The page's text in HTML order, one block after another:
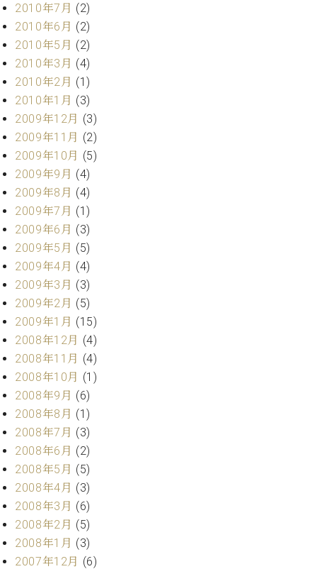
調
律
料
金
表
お
い
合
わ
せ
尾山調律師のブ
ログ Die
Musikgasse（音
楽の小道）
2010年7月 (2)
2010年6月 (2)
2010年5月 (2)
2010年3月 (4)
2010年2月 (1)
2010年1月 (3)
2009年12月 (3)
2009年11月 (2)
2009年10月 (5)
2009年9月 (4)
2009年8月 (4)
2009年7月 (1)
2009年6月 (3)
2009年5月 (5)
2009年4月 (4)
2009年3月 (3)
2009年2月 (5)
2009年1月 (15)
2008年12月 (4)
2008年11月 (4)
2008年10月 (1)
2008年9月 (6)
2008年8月 (1)
2008年7月 (3)
2008年6月 (2)
2008年5月 (5)
2008年4月 (3)
2008年3月 (6)
2008年2月 (5)
2008年1月 (3)
2007年12月 (6)